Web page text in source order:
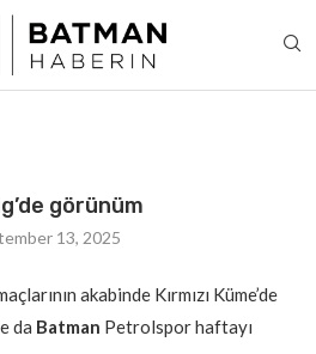
görünüm
13, 2025
akabinde Kırmızı Küme’de
da Batman Petrolspor haftayı